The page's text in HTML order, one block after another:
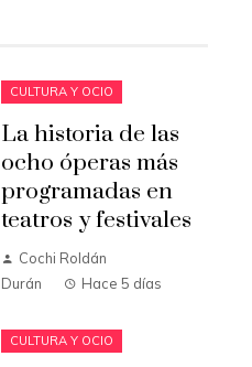
CULTURA Y OCIO
La historia de las
ocho óperas más
programadas en
teatros y festivales
Cochi Roldán
Durán
Hace 5 días
CULTURA Y OCIO